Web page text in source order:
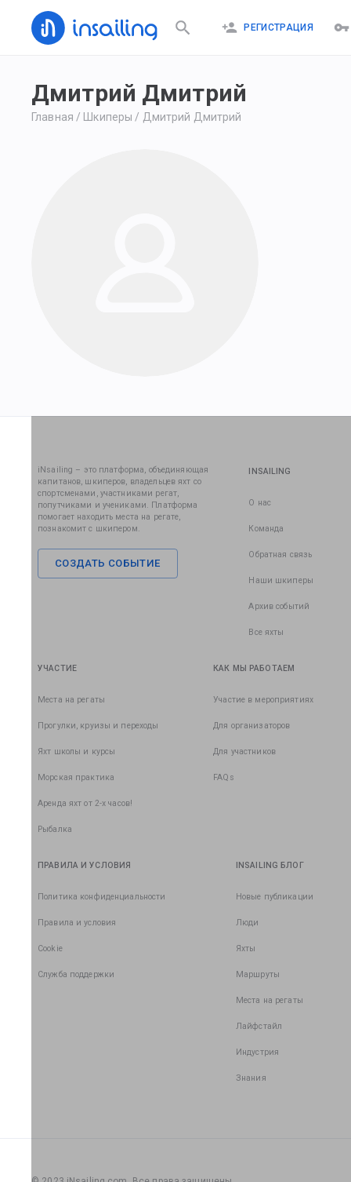
РЕГИСТРАЦИЯ
Дмитрий Дмитрий
Главная / Шкиперы / Дмитрий Дмитрий
iNsailing – это платформа, объединяющая
капитанов, шкиперов, владельцев яхт со
спортсменами, участниками регат,
попутчиками и учениками. Платформа
помогает находить места на регате,
познакомит с шкипером.
СОЗДАТЬ СОБЫТИЕ
INSAILING
О нас
Команда
Обратная связь
Наши шкиперы
Архив событий
Все яхты
УЧАСТИЕ
Места на регаты
Прогулки, круизы и переходы
Яхт школы и курсы
Морская практика
Аренда яхт от 2-х часов!
Рыбалка
КАК МЫ РАБОТАЕМ
Участие в мероприятиях
Для организаторов
Для участников
FAQs
ПРАВИЛА И УСЛОВИЯ
Политика конфиденциальности
Правила и условия
Cookie
Служба поддержки
INSAILING БЛОГ
Новые публикации
Люди
Яхты
Маршруты
Места на регаты
Лайфстайл
Индустрия
Знания